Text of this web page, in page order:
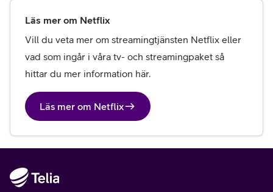
Läs mer om Netflix
Vill du veta mer om streamingtjänsten Netflix eller
vad som ingår i våra tv- och streamingpaket så
hittar du mer information här.
Läs mer om Netflix